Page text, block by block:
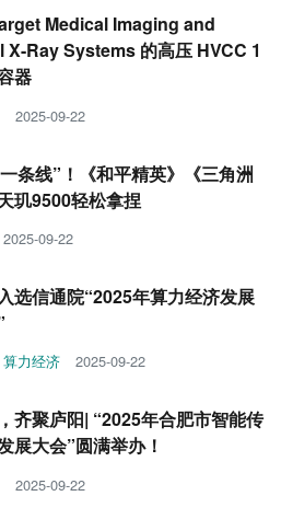
Medical Imaging and
Ray Systems 的高压 HVCC 1
器
2025-09-22
条线”！《和平精英》《三角洲
玑9500轻松拿捏
2025-09-22
选信通院“2025年算力经济发展
算力经济 2025-09-22
齐聚庐阳| “2025年合肥市智能传
展大会”圆满举办！
2025-09-22